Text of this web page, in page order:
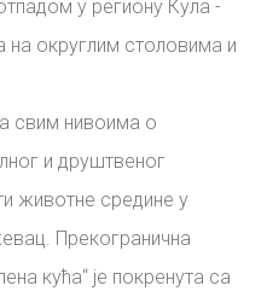
у региону Кула -
на округлим столовима и
свим нивоима о
и друштвеног
животне средине у
Прекогранична
кућа“ је покренута са